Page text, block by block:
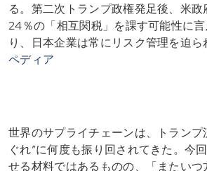
る。第二次トランプ政権発足後、米政
24％の「相互関税」を課す可能性に
り、日本企業は常にリスク管理を迫ら
ペディア
世界のサプライチェーンは、トランプ
ぐれ”に何度も振り回されてきた。今
せる材料ではあるものの、「またいつ